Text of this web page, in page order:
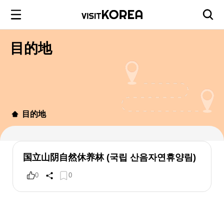
目的地
目的地
国立山阴自然休养林 (국립 산음자연휴양림)
0 0